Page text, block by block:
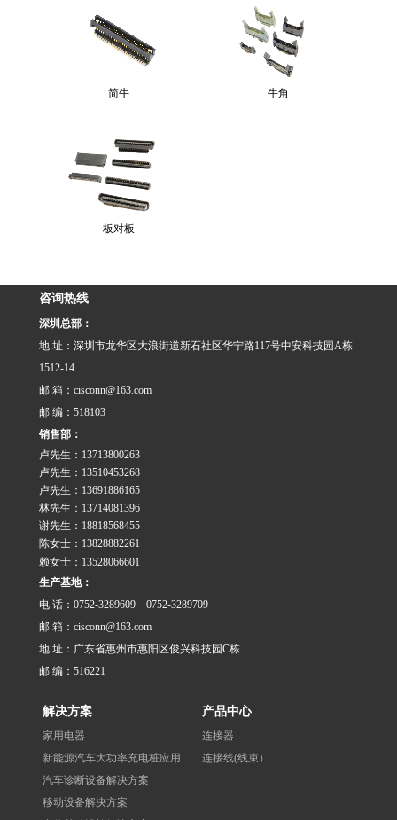
简牛 牛角
板对板
咨询热线
深圳总部：
地 址：深圳市龙华区大浪街道新石社区华宁路117号中安科技园A栋
1512-14
邮 箱：cisconn@163.com
邮 编：518103
销售部：
卢先生：13713800263
卢先生：13510453268
卢先生：13691886165
林先生：13714081396
谢先生：18818568455
陈女士：13828882261
赖女士：13528066601
生产基地：
电 话：0752-3289609 0752-3289709
邮 箱：cisconn@163.com
地 址：广东省惠州市惠阳区俊兴科技园C栋
邮 编：516221
解决方案
家用电器
新能源汽车大功率充电桩应用
汽车诊断设备解决方案
移动设备解决方案
产品中心
连接器
连接线(线束）